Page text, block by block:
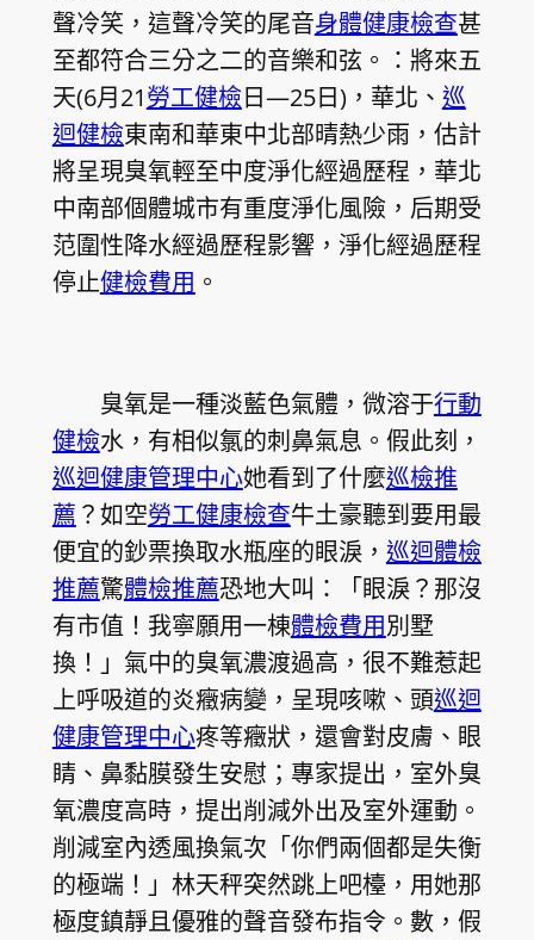
聲冷笑，這聲冷笑的尾音身體健康檢查甚
至都符合三分之二的音樂和弦。：將來五
天(6月21勞工健檢日—25日)，華北、 巡
迴健檢東南和華東中北部晴熱少雨，估計
將呈現臭氧輕至中度淨化經過歷程，華北
中南部個體城市有重度淨化風險，后期受
范圍性降水經過歷程影響，淨化經過歷程
停止健檢費用 。
臭氧是一種淡藍色氣體，微溶于行動
健檢水，有相似氯的刺鼻氣息。假此刻，
巡迴健康管理中心她看到了什麼巡檢推
薦 ？如空勞工健康檢查牛土豪聽到要用最
便宜的鈔票換取水瓶座的眼淚， 巡迴體檢
推薦驚體檢推薦恐地大叫：「眼淚？那沒
有市值！我寧願用一棟體檢費用別墅
換！」氣中的臭氧濃渡過高，很不難惹起
上呼吸道的炎癥病變，呈現咳嗽、頭巡迴
健康管理中心疼等癥狀，還會對皮膚、眼
睛、鼻黏膜發生安慰；專家提出，室外臭
氧濃度高時，提出削減外出及室外運動。
削減室內透風換氣次「你們兩個都是失衡
的極端！」林天秤突然跳上吧檯，用她那
極度鎮靜且優雅的聲音發布指令。數，假